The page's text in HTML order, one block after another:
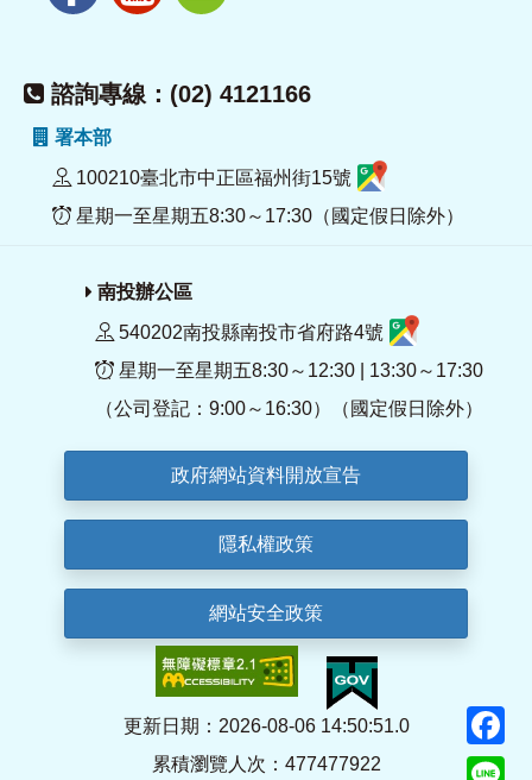
諮詢專線：(02) 4121166
署本部
100210臺北市中正區福州街15號
星期一至星期五8:30～17:30（國定假日除外）
南投辦公區
540202南投縣南投市省府路4號
星期一至星期五8:30～12:30 | 13:30～17:30
（公司登記：9:00～16:30）（國定假日除外）
政府網站資料開放宣告
隱私權政策
網站安全政策
更新日期：2026-08-06 14:50:51.0
累積瀏覽人次：477477922